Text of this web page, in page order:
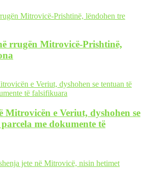
rrugën Mitrovicë-Prishtinë,
Mitrovicën e Veriut, dyshohen se
me dokumente të